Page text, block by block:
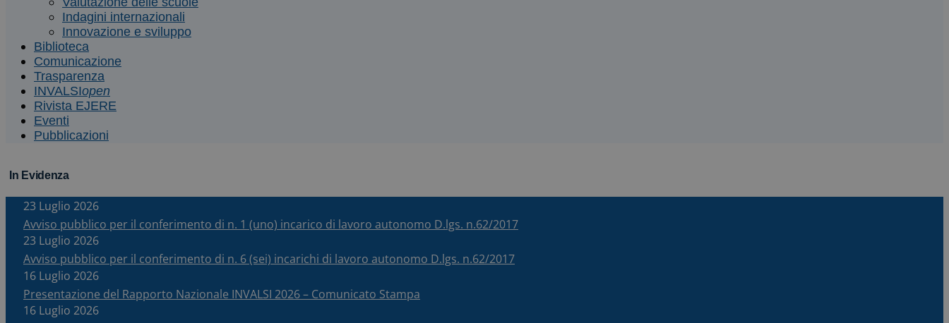
Indagini internazionali
Innovazione e sviluppo
Biblioteca
Comunicazione
Trasparenza
INVALSIopen
Rivista EJERE
Eventi
Pubblicazioni
In Evidenza
23 Luglio 2026
Avviso pubblico per il conferimento di n. 1 (uno) incarico di lavoro autonomo D.lgs. n.62/2017
23 Luglio 2026
Avviso pubblico per il conferimento di n. 6 (sei) incarichi di lavoro autonomo D.lgs. n.62/2017
16 Luglio 2026
Presentazione del Rapporto Nazionale INVALSI 2026 – Comunicato Stampa
16 Luglio 2026